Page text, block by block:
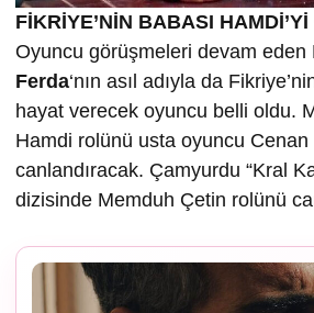
FİKRİYE’NİN BABASI
Oyuncu görüşmeleri devam eden
Ferda‘nın asıl adıyla da
hayat verecek oyuncu belli oldu.
Hamdi rolünü usta oyuncu Cenan
canlandıracak. Çamyurdu “Kral
dizisinde Memduh Çetin rolünü